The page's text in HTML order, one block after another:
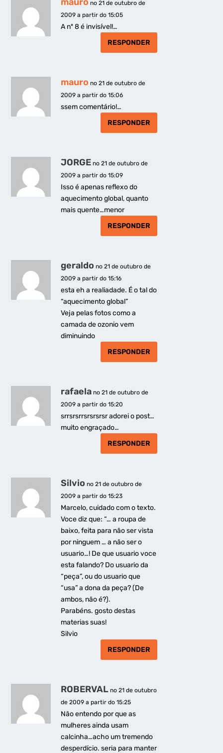
no 21 de outubro de
2009 a partir do 15:05
A nº 8 é invisível!…
RESPONDER
mauro no 21 de outubro de
2009 a partir do 15:06
ssem comentário!…
RESPONDER
JORGE no 21 de outubro de
2009 a partir do 15:09
Isso é apenas reflexo do
aquecimento global, quanto
mais quente…menor
RESPONDER
geraldo no 21 de outubro de
2009 a partir do 15:16
esta eh a realiadade. É o tal do
“aquecimento global”
Veja pelas fotos como a
camada de ozonio vem
diminuindo
RESPONDER
rafaela no 21 de outubro de
2009 a partir do 15:20
srrsrsrrsrsrsrsr adorei o post…
muito engraçado…
RESPONDER
Silvio no 21 de outubro de
2009 a partir do 15:23
Marcelo, cuidado com o texto.
Voce diz que: “… a roupa de
baixo, feita para não ser vista
por ninguem … a não ser o
usuario…! De que usuario voce
esta falando? Do usuario da
“peça”, ou do usuario que
“usa” a dona da peça? (De
ambos, não é?).
Parabéns. gosto destas
materias suas!
Silvio
RESPONDER
ROBERVAL no 21 de outubro
de 2009 a partir do 15:25
Não entendo por que as
mulheres ainda usam
calcinha…acho um tremendo
desperdício. seria para manter